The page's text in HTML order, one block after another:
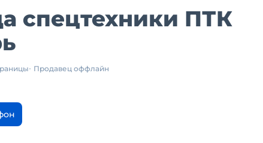
спецтехники ПТК
Продавец оффлайн